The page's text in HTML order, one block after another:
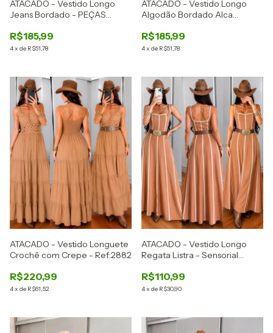
ATACADO - Vestido Longo
Jeans Bordado - PEÇAS
R$185,99
4x de R$51,78
ATACADO - Vestido Longo
Algodão Bordado Alca
R$185,99
4x de R$51,78
ATACADO - Vestido Longuete
Crochê com Crepe - Ref:2882
R$220,99
4x de R$61,52
ATACADO - Vestido Longo
Regata Listra - Sensorial
R$110,99
4x de R$30,90